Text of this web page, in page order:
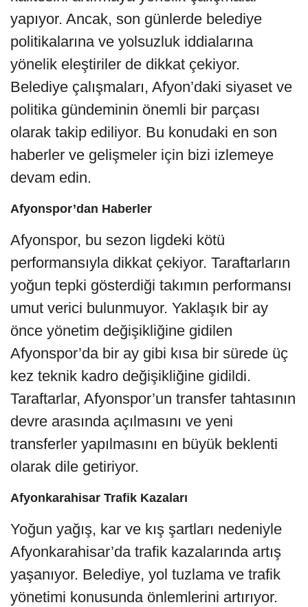
yapıyor. Ancak, son günlerde belediye
politikalarına ve yolsuzluk iddialarına
yönelik eleştiriler de dikkat çekiyor.
Belediye çalışmaları, Afyon’daki siyaset ve
politika gündeminin önemli bir parçası
olarak takip ediliyor. Bu konudaki en son
haberler ve gelişmeler için bizi izlemeye
devam edin.
Afyonspor’dan Haberler
Afyonspor, bu sezon ligdeki kötü
performansıyla dikkat çekiyor. Taraftarların
yoğun tepki gösterdiği takımın performansı
umut verici bulunmuyor. Yaklaşık bir ay
önce yönetim değişikliğine gidilen
Afyonspor’da bir ay gibi kısa bir sürede üç
kez teknik kadro değişikliğine gidildi.
Taraftarlar, Afyonspor’un transfer tahtasının
devre arasında açılmasını ve yeni
transferler yapılmasını en büyük beklenti
olarak dile getiriyor.
Afyonkarahisar Trafik Kazaları
Yoğun yağış, kar ve kış şartları nedeniyle
Afyonkarahisar’da trafik kazalarında artış
yaşanıyor. Belediye, yol tuzlama ve trafik
yönetimi konusunda önlemlerini artırıyor.